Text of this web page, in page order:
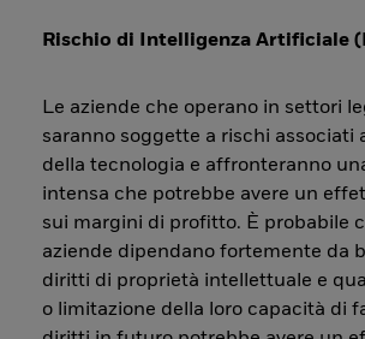
Rischio di Intelligenza Artificiale
Le aziende che operano in settori
saranno soggette a rischi associati
della tecnologia e affronteranno
intensa che potrebbe avere un
sui margini di profitto. È probabile
aziende dipendano fortemente da
diritti di proprietà intellettuale e
o limitazione della loro capacità di